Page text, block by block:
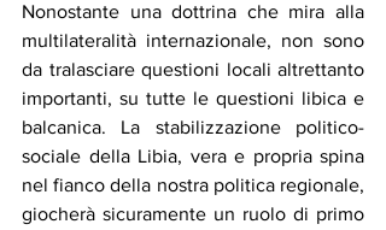
Nonostante una dottrina che mira alla
multilateralità internazionale, non sono
da tralasciare questioni locali altrettanto
importanti, su tutte le questioni libica e
balcanica. La stabilizzazione politico-
sociale della Libia, vera e propria spina
nel fianco della nostra politica regionale,
giocherà sicuramente un ruolo di primo